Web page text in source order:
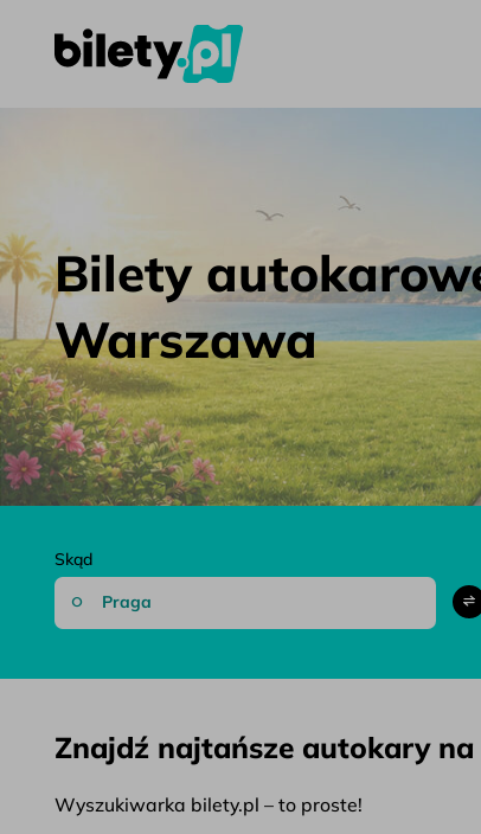
Przejdź do treści
Bilety autokarowe Praga – Warszawa – bilety.pl
Bilety
Warszawa
Skąd
Znajdź najtańsze autokary
Wyszukiwarka bilety.pl – to proste!